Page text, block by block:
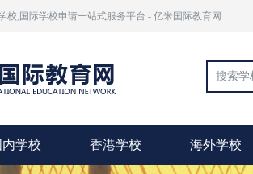
校,国际学校申请一站式服务平台 - 亿米国际教育网
内学校 香港学校 海外学校